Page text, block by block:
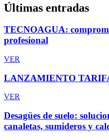
Últimas entradas
TECNOAGUA:
profesional
VER
LANZAMIENTO
VER
Desagües de suelo:
canaletas, sumideros y